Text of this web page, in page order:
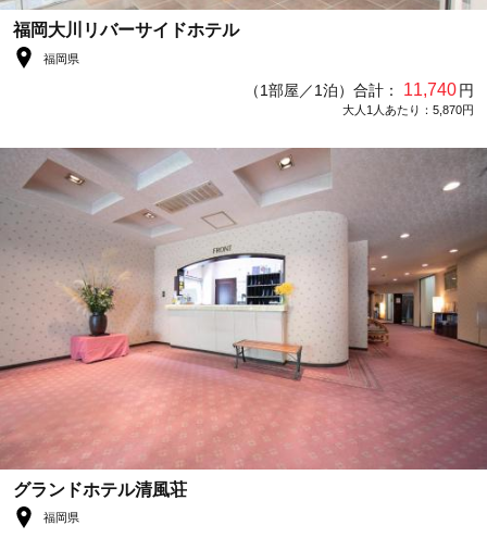
福岡大川リバーサイドホテル
福岡県
（1部屋／1泊）合計： 11,740円
大人1人あたり：5,870円
グランドホテル清風荘
福岡県